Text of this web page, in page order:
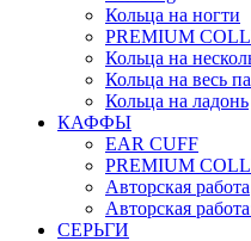
Кольца на ногти
PREMIUM
Кольца на
Кольца на весь
Кольца на ладонь
КАФФЫ
EAR CUFF
PREMIUM
Авторская работа
Авторская
СЕРЬГИ